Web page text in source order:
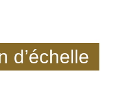
d’échelle